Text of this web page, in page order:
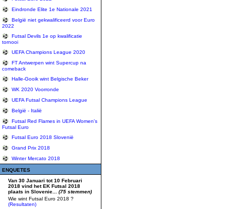
Eindronde Elite 1e Nationale 2021
België niet gekwalificeerd voor Euro
2022
Futsal Devils 1e op kwalificatie
tornooi
UEFA Champions League 2020
FT Antwerpen wint Supercup na
comeback
Halle-Gooik wint Belgische Beker
WK 2020 Voorronde
UEFA Futsal Champions League
België - Italië
Futsal Red Flames in UEFA Women's
Futsal Euro
Futsal Euro 2018 Slovenië
Grand Prix 2018
Winter Mercato 2018
ENQUETES
Van 30 Januari tot 10 Februari
2018 vind het EK Futsal 2018
plaats in Slovenie... (75 stemmen)
Wie wint Futsal Euro 2018 ?
(Resultaten)